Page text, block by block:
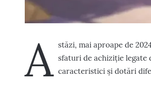
A stăzi, mai aproape de
sfaturi de achiziție
caracteristici și dotări